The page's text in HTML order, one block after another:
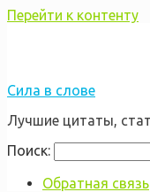
Перейти к контенту
Сила в слове
Лучшие цитаты,
Поиск:
Обратная связь